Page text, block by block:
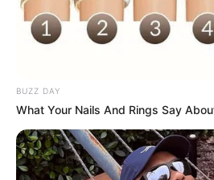
Əhaliyə hava ilə bağlı
XƏBƏRDARLIQ
119
BUZZ DAY
What Your Nails And Rings Say